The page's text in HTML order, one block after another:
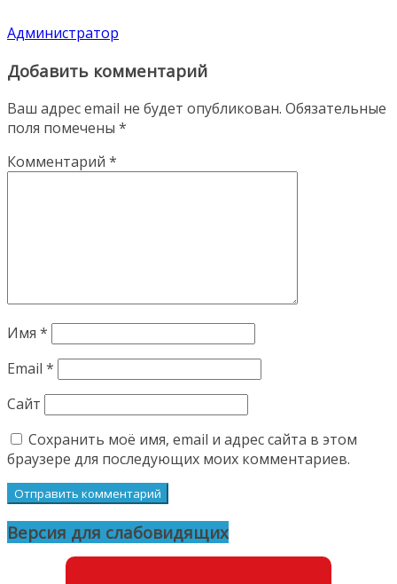
Администратор
Добавить комментарий
Ваш адрес email не будет опубликован. Обязательные
поля помечены *
Комментарий *
Имя *
Email *
Сайт
Сохранить моё имя, email и адрес сайта в этом
браузере для последующих моих комментариев.
Версия для слабовидящих